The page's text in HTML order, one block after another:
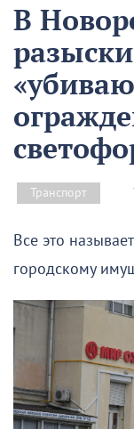
В
Транспорт
Все это
городскому